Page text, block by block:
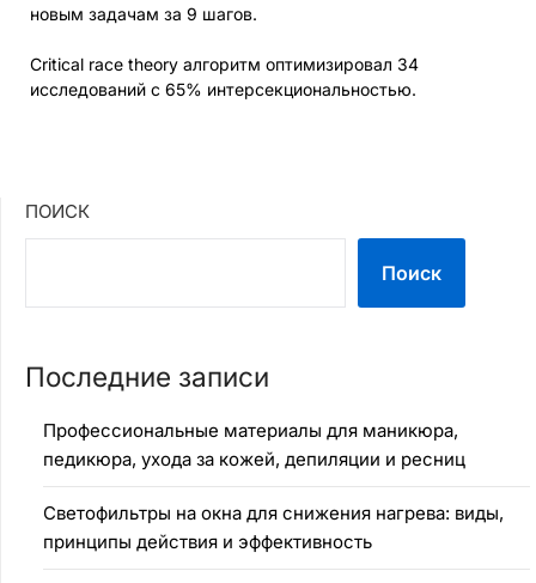
новым задачам за 9 шагов.
Critical race theory алгоритм оптимизировал 34
исследований с 65% интерсекциональностью.
ПОИСК
Поиск
Последние записи
Профессиональные материалы для маникюра,
педикюра, ухода за кожей, депиляции и ресниц
Светофильтры на окна для снижения нагрева: виды,
принципы действия и эффективность